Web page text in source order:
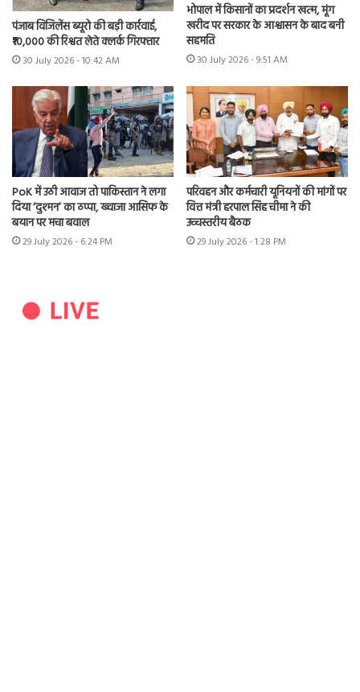
पंजाब विजिलेंस ब्यूरो की बड़ी कार्रवाई,
₹10,000 की रिश्वत लेते क्लर्क गिरफ्तार
30 July 2026 - 10:42 AM
भोपाल में किसानों का प्रदर्शन खत्म, मूंग
खरीद पर सरकार के आश्वासन के बाद बनी
सहमति
30 July 2026 - 9:51 AM
PoK में उठी आवाज तो पाकिस्तान ने लगा
दिया ‘दुश्मन’ का ठप्पा, ख्वाजा आसिफ के
बयान पर मचा बवाल
29 July 2026 - 6:24 PM
परिवहन और कर्मचारी यूनियनों की मांगों पर
वित्त मंत्री हरपाल सिंह चीमा ने की
उच्चस्तरीय बैठक
29 July 2026 - 1:28 PM